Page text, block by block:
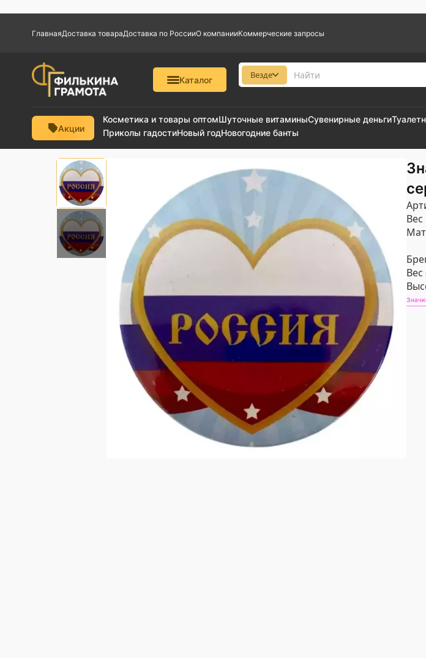
ГлавнаяДоставка товараДоставка по РоссииО компанииКоммерческие запросы
Каталог Везде
Акции
Косметика и товары оптомШуточные витаминыСувенирные деньги
Приколы гадостиНовый годНовогодние банты
Вес
Вес